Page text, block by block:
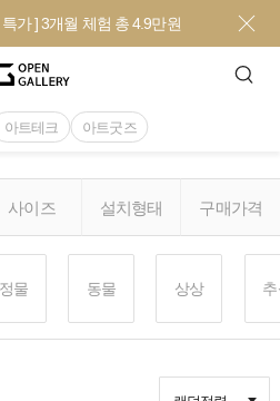
가 ] 3개월 체험 총 4.9만원
아트테크 아트굿즈
사이즈 설치형태 구매가격
정물 동물 상상